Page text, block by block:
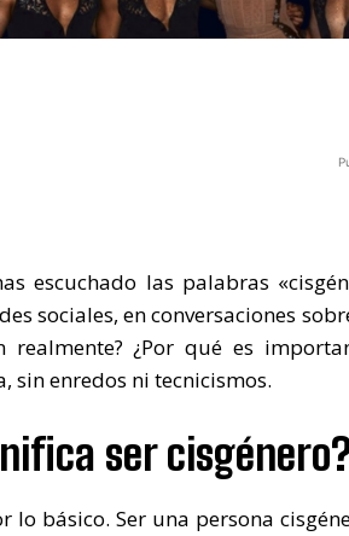
escuchado las palabras
sociales, en conversaciones
realmente? ¿Por qué es
sin enredos ni tecnicismos.
ser cisgénero?
lo básico. Ser una persona